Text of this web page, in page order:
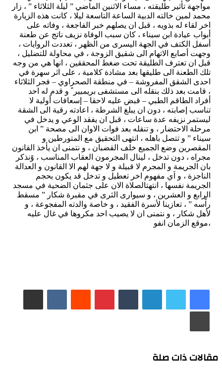
مواجهة تأثير طليقته ، مساء الاثنين الماضي ” ليلة الثلاثاء ” ، زار
محمد لمين خالته الدبية الساعة التاسعة ليلا ، كانت هذه الزيارة
اخر لقاء له بذويه ، قبل ان يصلهم خبر الفاجعة ، وفاته على
أبواب عيادة ابن سيناء ، كان سبب الوفاة نزيف ناتج عن طعنة
أسفل الكتف في الجهة اليسرى من الظهر ، تعددت الروايات ،
وجهت أصابع الاتهام الى شقيق الزوجة ، في محاولة للتضليل ،
قبل ان تعترف الطليقة تحت ضغط المحققين ، انها هي من وجه
تلك الطعنة الى طليقها بعد مشادة كلامية ، على اثر سهرة في
احدى الشقق المفروشة – في منطقة الصحراوي – فجر الثلاثاء
، قامت بعد ذلك بنقله الى مستشفى بريميير ً و قدم له احد
أفراد الطاقم الطبي – قبض عليه لاحقا – إسعافات أولية لا
تناسب إصابته ، دون ان يبلغ الشرطة ، اعادته رقية الى الشقة
ليستمر نزيفه عدة ساعات ، قبل ان يفقد الوعي و يدخل في
مرحلة الاحتضار ، و تنقله بعد فوات الاوان الى مصحة ” ابن
سيناء ” و تتصل باهله ، انتهى التحقيق مع المتورطين و
المقصرين وضع الجميع خلف القضبان ، و نتمنى ان يأخذ القانون
مجراه ، دون تدخل ، لينال المجرمون العقاب المناسب ، وًنذكر
بان الجريمة و المجرم لا قبيلة و لا جهة لهم الا القانون و العدالة
الناجزة ، و اَي مفهوم اخر تعطيل و تدخل قد يكون بحجم
الجريمة نفسها ، انتهتالصلاة الان على جثمان الضحية في مسجد
الرابع و العشرين ، و سيوارى الثرى في مقبرة شكار ” مسقط
راْسه ” ، تعازينا لأسرة الفقيد ، و خاصة والدته المفجوعة ، و
لأهل شكار ، و نتمنى ان لا يصيب احد مكروها في غال عليه
،موقع الزمان انفو
لينكدإن بينتيريست مشاركة عبر البريد
طباعة
مقالات ذات صلة